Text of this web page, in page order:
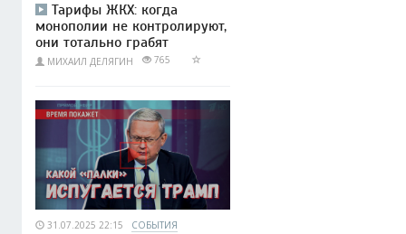
Тарифы ЖКХ: когда
монополии не контролируют,
они тотально грабят
МИХАИЛ ДЕЛЯГИН 765
31.07.2025 22:15 СОБЫТИЯ